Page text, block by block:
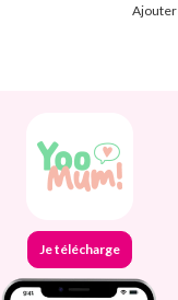
Ajouter
Je télécharge